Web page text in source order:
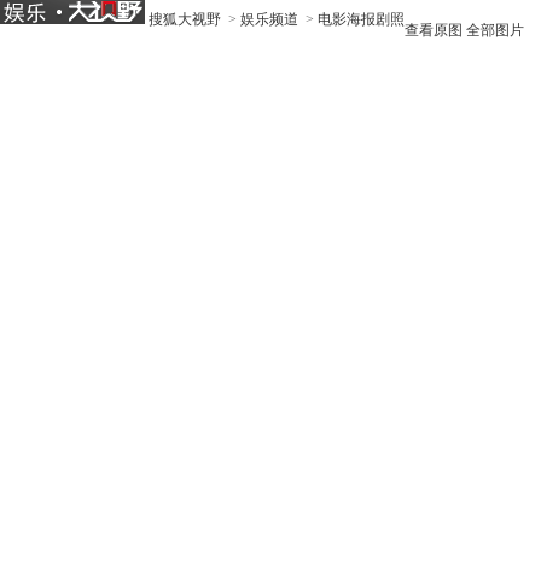
搜狐大视野 > 娱乐频道 > 电影海报剧照
查看原图 全部图片